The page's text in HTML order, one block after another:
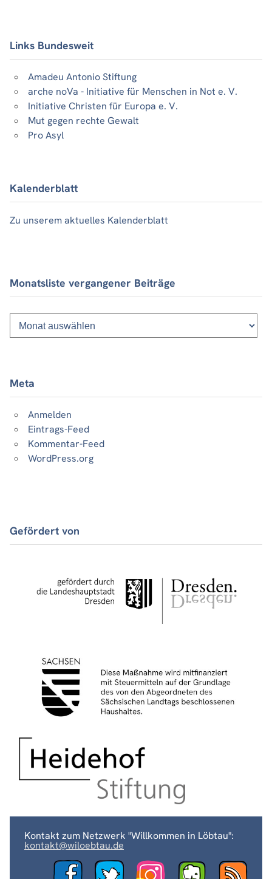
Links Bundesweit
Amadeu Antonio Stiftung
arche noVa - Initiative für Menschen in Not e. V.
Initiative Christen für Europa e. V.
Mut gegen rechte Gewalt
Pro Asyl
Kalenderblatt
Zu unserem aktuelles Kalenderblatt
Monatsliste vergangener Beiträge
Monatsliste
vergangener
Beiträge
Meta
Anmelden
Eintrags-Feed
Kommentar-Feed
WordPress.org
Gefördert von
Kontakt zum Netzwerk "Willkommen in Löbtau":
kontakt@wiloebtau.de